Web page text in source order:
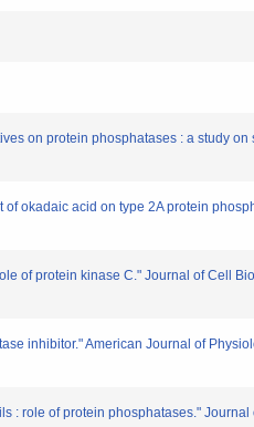
on protein phosphatases : a study
of okadaic acid on type 2A protein
of protein kinase C." Journal of Cell
inhibitor." American Journal of
: role of protein phosphatases."